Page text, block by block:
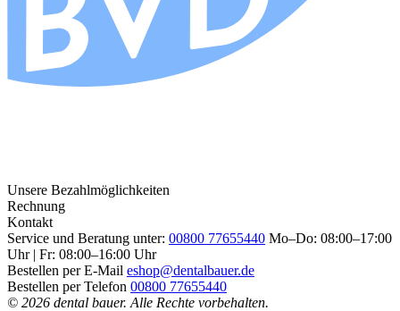
Unsere Bezahlmöglichkeiten
Rechnung
Kontakt
Service und Beratung unter: 00800 77655440 Mo–Do: 08:00–17:00
Uhr | Fr: 08:00–16:00 Uhr
Bestellen per E-Mail eshop@dentalbauer.de
Bestellen per Telefon 00800 77655440
© 2026 dental bauer. Alle Rechte vorbehalten.